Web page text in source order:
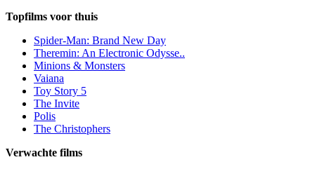
Topfilms voor thuis
Spider-Man: Brand New Day
Theremin: An Electronic Odysse..
Minions & Monsters
Vaiana
Toy Story 5
The Invite
Polis
The Christophers
Verwachte films